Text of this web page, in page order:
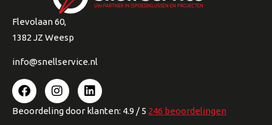
Flevolaan 60,
1382 JZ Weesp
info@snellservice.nl
Beoordelingdoor klanten: 4.9 / 5 246 beoordelingen